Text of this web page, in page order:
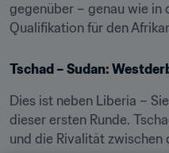
gegenüber – genau wie in
Qualifikation für den
Tschad – Sudan:
Dies ist neben Liberia –
dieser ersten Runde.
und die Rivalität zwischen